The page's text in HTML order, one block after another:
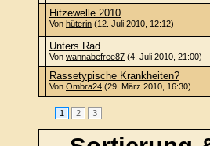
Hitzewelle 2010
Von hüterin (12. Juli 2010, 12:12)
Unters Rad
Von wannabefree87 (4. Juli 2010, 21:00)
Rassetypische Krankheiten?
Von Ombra24 (29. März 2010, 16:30)
1 2 3